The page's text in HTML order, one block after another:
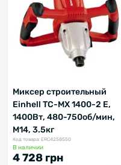
Миксер строительный
Einhell TC-MX 1400-2 E,
1400Вт, 480-750об/мин,
М14, 3.5кг
Код товара: ERC4258550
В наличии
4 728 грн